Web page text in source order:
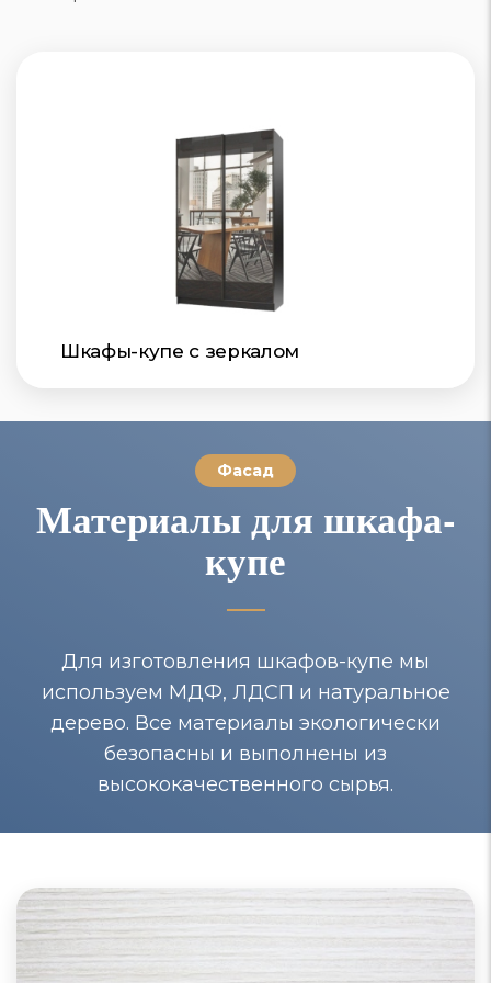
Шкафы-купе с зеркалом
Фасад
Материалы для шкафа-
купе
Для изготовления шкафов-купе мы
используем МДФ, ЛДСП и натуральное
дерево. Все материалы экологически
безопасны и выполнены из
высококачественного сырья.
Шкафы-купе из МДФ